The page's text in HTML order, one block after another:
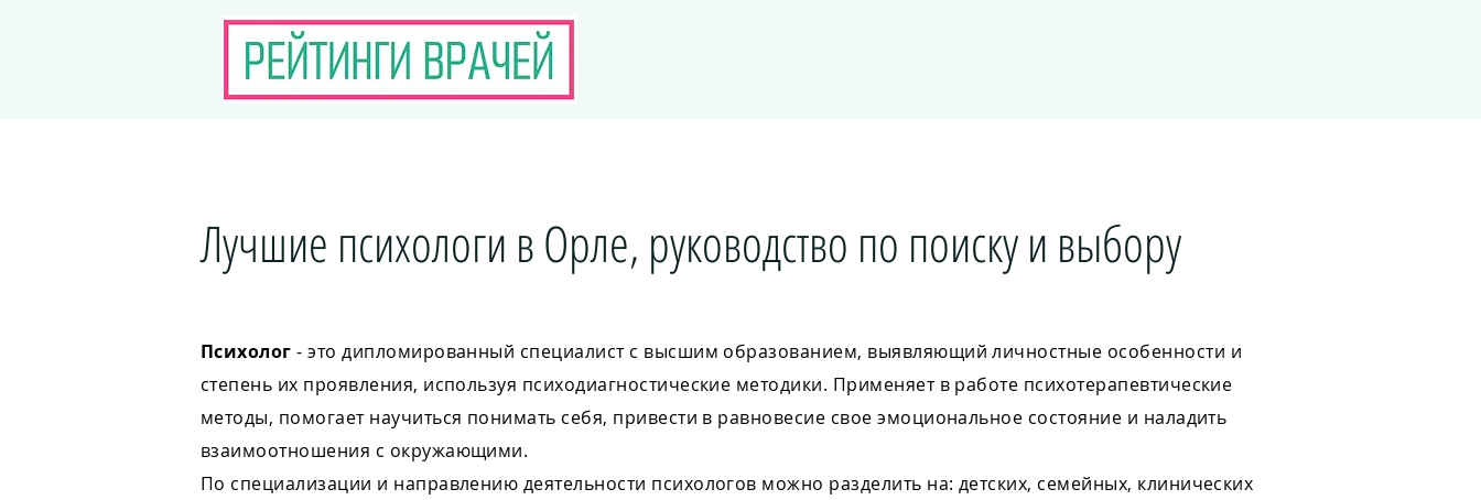
Лучшие психологи в Орле, руководство по поиску и выбору
Психолог- это дипломированный специалист с высшим образованием, выявляющий личностные особенности и
степень их проявления, используя психодиагностические методики. Применяет в работе психотерапевтические
методы, помогает научиться понимать себя, привести в равновесие свое эмоциональное состояние и наладить
взаимоотношения с окружающими.
По специализации и направлению деятельности психологов можно разделить на: детских, семейных, клинических